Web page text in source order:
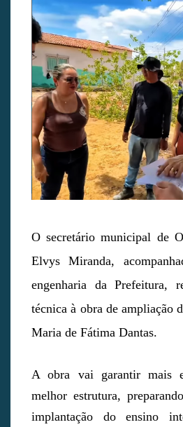
O secretário municipal de
Elvys Miranda,
engenharia da Prefeitura,
técnica à obra de ampliação
Maria de Fátima Dantas.
A obra vai garantir mais
melhor estrutura,
implantação do ensino